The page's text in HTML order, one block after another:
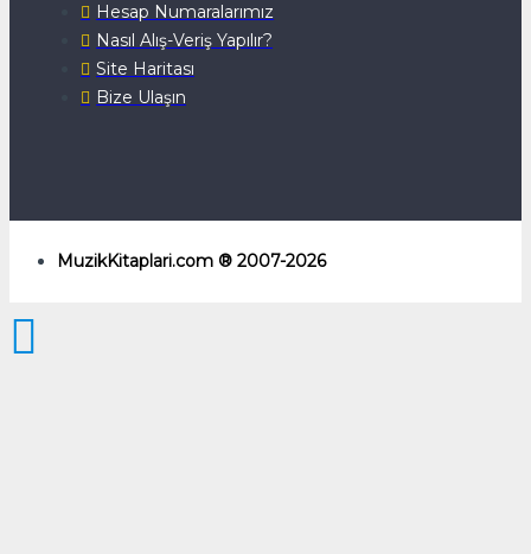
Hesap Numaralarımız
Nasıl Alış-Veriş Yapılır?
Site Haritası
Bize Ulaşın
MuzikKitaplari.com ® 2007-2026